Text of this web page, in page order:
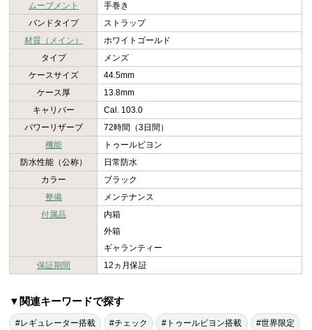
ムーブメント
手巻き
バンドタイプ
ストラップ
材質（メイン）
ホワイトゴールド
タイプ
メンズ
ケースサイズ
44.5mm
ケース厚
13.8mm
キャリバー
Cal. 103.0
パワーリザーブ
72時間（3日間）
機能
トゥールビヨン
防水性能（公称）
日常防水
カラー
ブラック
整備
メンテナンス
付属品
内箱
外箱
ギャランティー
保証期間
12ヵ月保証
▼関連キーワードで探す
#レギュレーター搭載 #チェック #トゥールビヨン搭載 #世界限定